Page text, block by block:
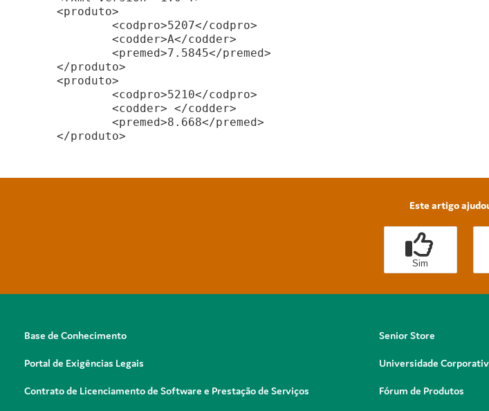
<produto>
	<codpro>5207</codpro>
	<codder>A</codder>
	<premed>7.5845</premed>
</produto>
<produto>
	<codpro>5210</codpro>
	<codder> </codder>
	<premed>8.668</premed>
</produto>
Este artigo
Sim
Base de Conhecimento
Portal de Exigências Legais
Contrato de Licenciamento de Software e Prestação de Serviços
Senior Store
Universidade
Fórum de Produtos